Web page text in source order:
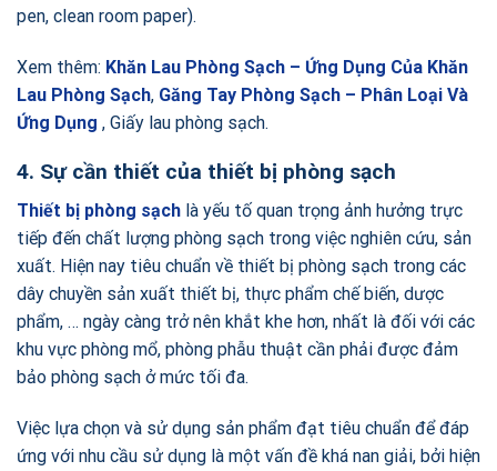
pen, clean room paper).
Xem thêm: Khăn Lau Phòng Sạch – Ứng Dụng Của Khăn
Lau Phòng Sạch, Găng Tay Phòng Sạch – Phân Loại Và
Ứng Dụng , Giấy lau phòng sạch.
4. Sự cần thiết của thiết bị phòng sạch
Thiết bị phòng sạch là yếu tố quan trọng ảnh hưởng trực
tiếp đến chất lượng phòng sạch trong việc nghiên cứu, sản
xuất. Hiện nay tiêu chuẩn về thiết bị phòng sạch trong các
dây chuyền sản xuất thiết bị, thực phẩm chế biến, dược
phẩm, … ngày càng trở nên khắt khe hơn, nhất là đối với các
khu vực phòng mổ, phòng phẫu thuật cần phải được đảm
bảo phòng sạch ở mức tối đa.
Việc lựa chọn và sử dụng sản phẩm đạt tiêu chuẩn để đáp
ứng với nhu cầu sử dụng là một vấn đề khá nan giải, bởi hiện